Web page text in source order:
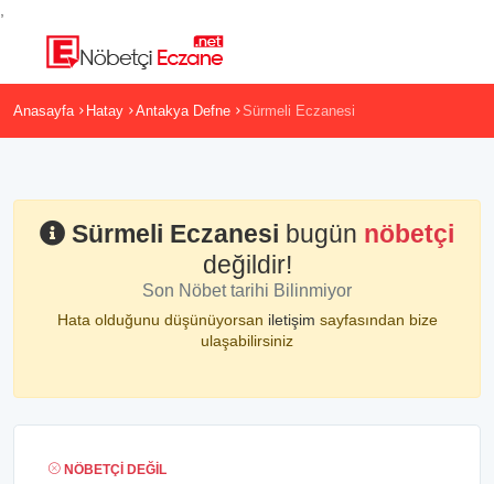
Anasayfa Hatay Antakya Defne Sürmeli Eczanesi
Sürmeli Eczanesi bugün nöbetçi
değildir!
Son Nöbet tarihi Bilinmiyor
Hata olduğunu düşünüyorsan iletişim sayfasından bize
ulaşabilirsiniz
NÖBETÇI DEĞIL